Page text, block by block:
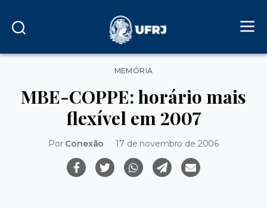
Categorias
MEMÓRIA
MBE-COPPE: horário mais
flexível em 2007
Por Conexão 17 de novembro de 2006